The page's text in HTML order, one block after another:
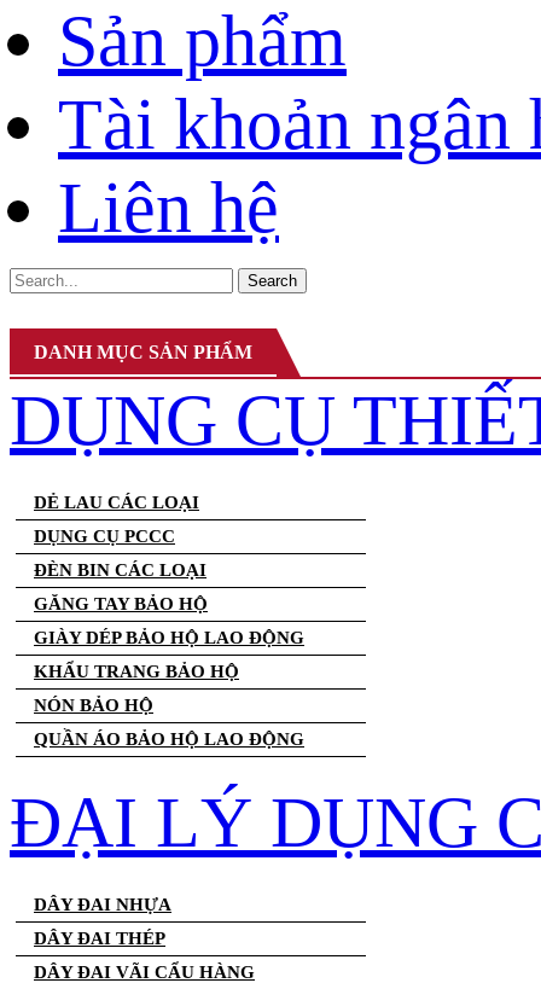
Sản phẩm
Tài khoản ngân
Liên hệ
Search
DANH MỤC SẢN PHẨM
DỤNG CỤ
DẺ LAU CÁC LOẠI
DỤNG CỤ PCCC
ĐÈN BIN CÁC LOẠI
GĂNG TAY BẢO HỘ
GIÀY DÉP BẢO HỘ LAO ĐỘNG
KHẨU TRANG BẢO HỘ
NÓN BẢO HỘ
QUẦN ÁO BẢO HỘ LAO ĐỘNG
ĐẠI LÝ DỤNG
DÂY ĐAI NHỰA
DÂY ĐAI THÉP
DÂY ĐAI VÃI CẨU HÀNG